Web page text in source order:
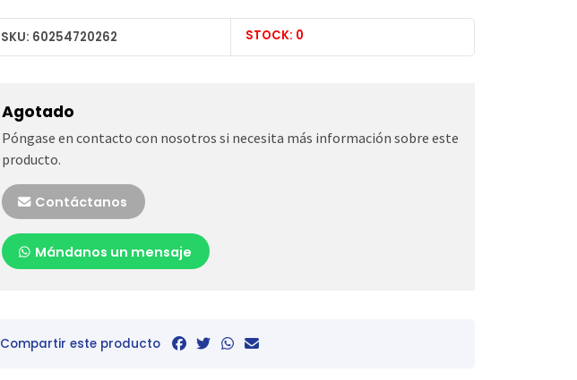
SKU: 60254720262 STOCK: 0
Agotado
Póngase en contacto con nosotros si necesita más información sobre este
producto.
Contáctanos
Mándanos un mensaje
Compartir este producto